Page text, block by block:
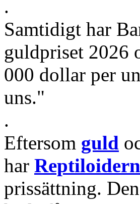
.
Samtidigt har
guldpriset 2026
000 dollar per
uns."
.
Eftersom guld
har
prissättning.